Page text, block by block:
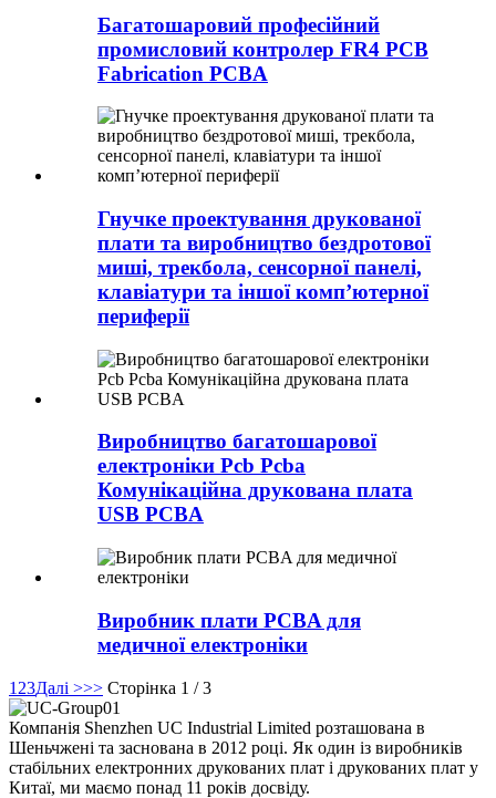
Багатошаровий професійний
промисловий контролер FR4 PCB
Fabrication PCBA
Гнучке проектування друкованої
плати та виробництво бездротової
миші, трекбола, сенсорної панелі,
клавіатури та іншої комп’ютерної
периферії
Виробництво багатошарової
електроніки Pcb Pcba
Комунікаційна друкована плата
USB PCBA
Виробник плати PCBA для
медичної електроніки
1 23Далі >>> Сторінка 1 / 3
Компанія Shenzhen UC Industrial Limited розташована в
Шеньчжені та заснована в 2012 році. Як один із виробників
стабільних електронних друкованих плат і друкованих плат у
Китаї, ми маємо понад 11 років досвіду.